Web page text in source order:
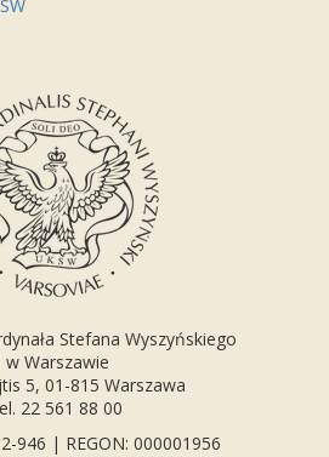
Stefana Wyszyńskiego
w Warszawie
5, 01-815 Warszawa
22 561 88 00
946 | REGON: 000001956